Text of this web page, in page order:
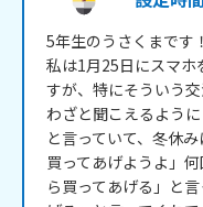
5年生のうさくまです！
私は1月25日にスマホ
すが、特にそういう
わざと聞こえるよう
と言っていて、冬休
買ってあげようよ」
ら買ってあげる」と